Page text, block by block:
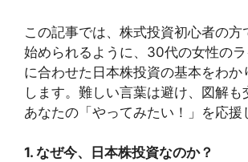
この記事では、株式投資初心者の方
始められるように、30代の女性の
に合わせた日本株投資の基本をわか
します。難しい言葉は避け、図解も
あなたの「やってみたい！」を応援
1. なぜ今、日本株投資なのか？